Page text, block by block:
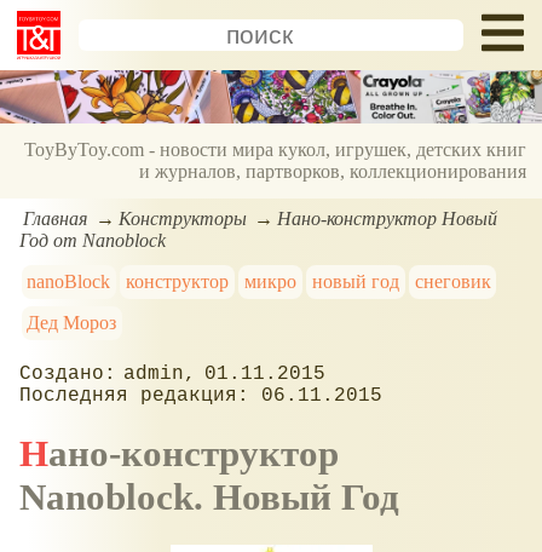
ToyByToy.com - новости мира кукол, игрушек, детских книг
и журналов, партворков, коллекционирования
Главная Конструкторы
Нано-конструктор Новый
Год от Nanoblock
nanoBlock
конструктор микро новый год
снеговик
Дед Мороз
admin
01.11.2015
06.11.2015
Нано-конструктор
Nanoblock. Новый Год